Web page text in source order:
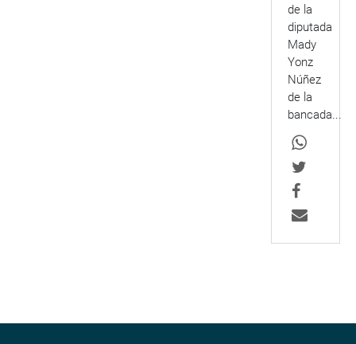
de la
diputada
Mady
Yonz
Núñez
de la
bancada...